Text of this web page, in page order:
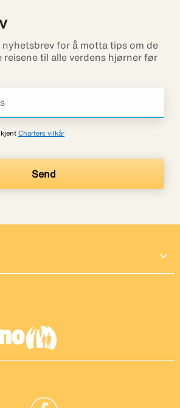
nyhetsbrev for å motta tips om de
reisene til alle verdens hjørner før
Charters vilkår
expand_more